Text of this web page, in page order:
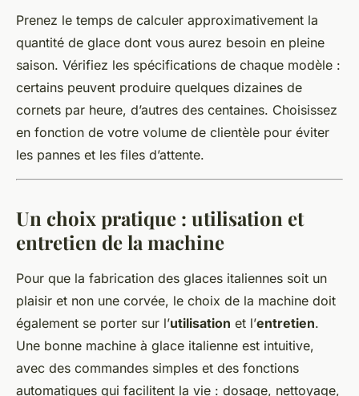
Prenez le temps de calculer approximativement la
quantité de glace dont vous aurez besoin en pleine
saison. Vérifiez les spécifications de chaque modèle :
certains peuvent produire quelques dizaines de
cornets par heure, d’autres des centaines. Choisissez
en fonction de votre volume de clientèle pour éviter
les pannes et les files d’attente.
Un choix pratique : utilisation et
entretien de la machine
Pour que la fabrication des glaces italiennes soit un
plaisir et non une corvée, le choix de la machine doit
également se porter sur l’utilisation et l’entretien.
Une bonne machine à glace italienne est intuitive,
avec des commandes simples et des fonctions
automatiques qui facilitent la vie : dosage, nettoyage,